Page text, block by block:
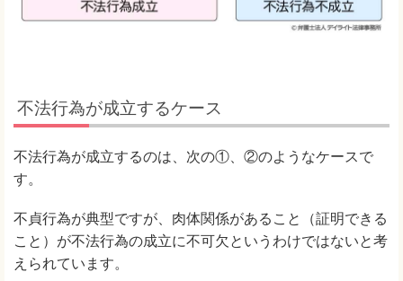
不法行為が成立するケース
不法行為が成立するのは、次の①、②のようなケースで
す。
不貞行為が典型ですが、肉体関係があること（証明できる
こと）が不法行為の成立に不可欠というわけではないと考
えられています。